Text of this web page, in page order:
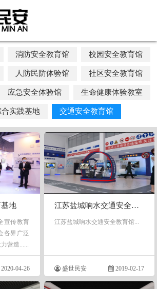
消防安全教育馆 校园安全教育馆
人防民防体验馆 社区安全教育馆
应急安全体验馆 生命健康体验教室
实践基地 交通安全教育馆
地
宣传教育
各界广泛
营造......
04-26
江苏盐城响水交通安全教育馆
江苏盐城响水交通安全教育馆...
盛世民安 2019-02-17